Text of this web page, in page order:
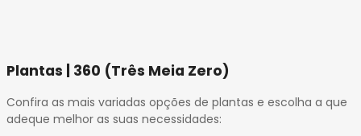
Plantas | 360 (Três Meia Zero)
Confira as mais variadas opções de plantas e escolha a que
adeque melhor as suas necessidades: